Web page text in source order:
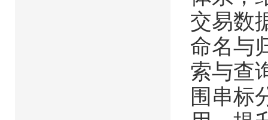
交易数
命名与
索与查
围串标